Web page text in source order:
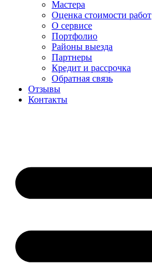
Мастера
Оценка стоимости работ
О сервисе
Портфолио
Районы выезда
Партнеры
Кредит и рассрочка
Обратная связь
Отзывы
Контакты